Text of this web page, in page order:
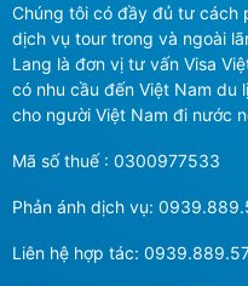
Chúng tôi có đầy đủ tư cách
dịch vụ tour trong và ngoài
Lang là đơn vị tư vấn Visa
có nhu cầu đến Việt Nam
cho người Việt Nam đi nước
Mã số thuế : 0300977533
Phản ánh dịch vụ:
Liên hệ hợp tác: